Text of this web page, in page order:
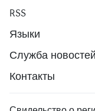
RSS
Языки
Служба новостей
Контакты